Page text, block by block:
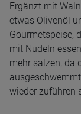
Ergänzt mit
etwas Olivenöl
Gourmetspeise,
mit Nudeln
mehr salzen, da
wieder zuführen